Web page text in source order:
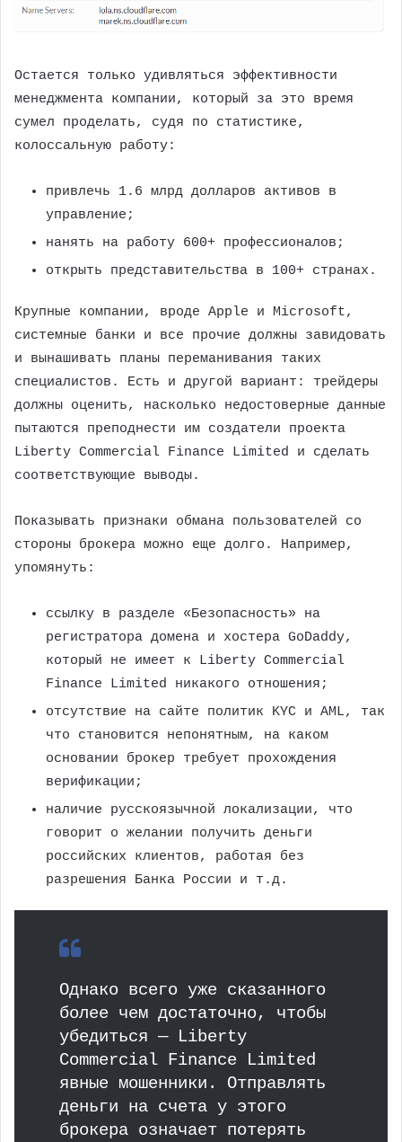
Остается только удивляться эффективности
менеджмента компании, который за это время
сумел проделать, судя по статистике,
колоссальную работу:
привлечь 1.6 млрд долларов активов в
управление;
нанять на работу 600+ профессионалов;
открыть представительства в 100+ странах.
Крупные компании, вроде Apple и Microsoft,
системные банки и все прочие должны завидовать
и вынашивать планы переманивания таких
специалистов. Есть и другой вариант: трейдеры
должны оценить, насколько недостоверные данные
пытаются преподнести им создатели проекта
Liberty Commercial Finance Limited и сделать
соответствующие выводы.
Показывать признаки обмана пользователей со
стороны брокера можно еще долго. Например,
упомянуть:
ссылку в разделе «Безопасность» на
регистратора домена и хостера GoDaddy,
который не имеет к Liberty Commercial
Finance Limited никакого отношения;
отсутствие на сайте политик KYC и AML, так
что становится непонятным, на каком
основании брокер требует прохождения
верификации;
наличие русскоязычной локализации, что
говорит о желании получить деньги
российских клиентов, работая без
разрешения Банка России и т.д.
Однако всего уже сказанного
более чем достаточно, чтобы
убедиться — Liberty
Commercial Finance Limited
явные мошенники. Отправлять
деньги на счета у этого
брокера означает потерять